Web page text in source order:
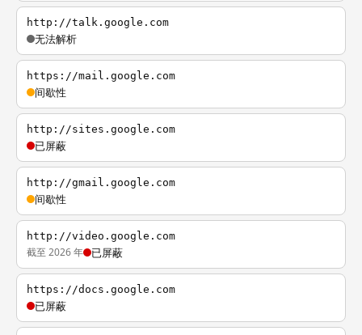
http://talk.google.com
无法解析
https://mail.google.com
间歇性
http://sites.google.com
已屏蔽
http://gmail.google.com
间歇性
http://video.google.com
截至 2026 年 已屏蔽
https://docs.google.com
已屏蔽